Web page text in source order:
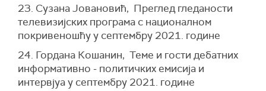
23. Сузана Јовановић, Преглед гледаности
телевизијских програма с националном
покривеношћу у септембру 2021. године
24. Гордана Кошанин, Теме и гости дебатних
информативно - политичких емисија и
интервјуа у септембру 2021. године